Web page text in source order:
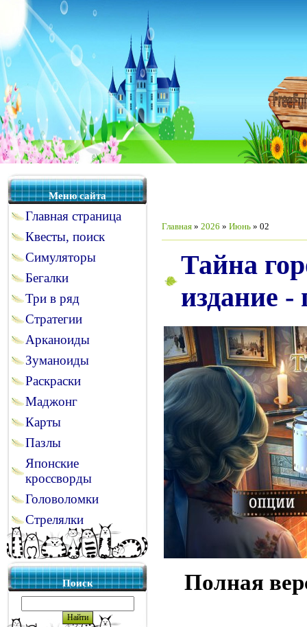
Меню сайта
Главная страница
Квесты, поиск
Симуляторы
Бегалки
Три в ряд
Стратегии
Арканоиды
Зуманоиды
Раскраски
Маджонг
Карты
Пазлы
Японские
кроссворды
Головоломки
Стрелялки
Поиск
Главная » 2026 » Июнь » 02
Тайна
издание -
Полная